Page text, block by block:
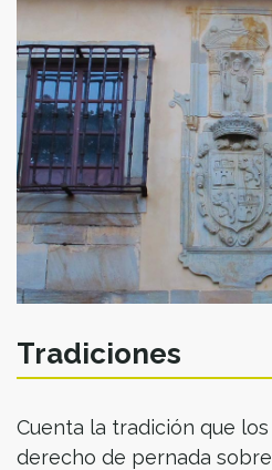
Tradiciones
Cuenta la tradición que
derecho de pernada